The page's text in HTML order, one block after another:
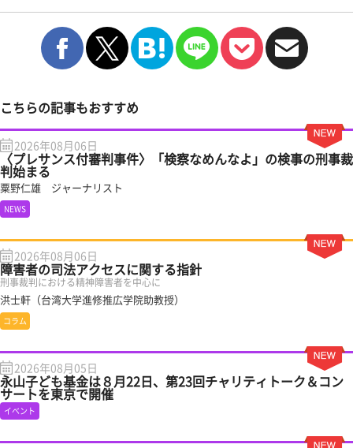
こちらの記事もおすすめ
2026年08月06日
〈プレサンス付審判事件〉「検察なめんなよ」の検事の刑事裁
判始まる
粟野仁雄 ジャーナリスト
NEWS
2026年08月06日
障害者の司法アクセスに関する指針
刑事裁判における精神障害者を中心に
洪士軒（台湾大学進修推広学院助教授）
コラム
2026年08月05日
永山子ども基金は８月22日、第23回チャリティトーク＆コン
サートを東京で開催
イベント